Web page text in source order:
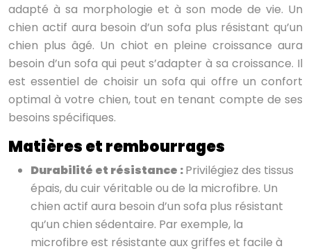
adapté à sa morphologie et à son mode de vie. Un
chien actif aura besoin d’un sofa plus résistant qu’un
chien plus âgé. Un chiot en pleine croissance aura
besoin d’un sofa qui peut s’adapter à sa croissance. Il
est essentiel de choisir un sofa qui offre un confort
optimal à votre chien, tout en tenant compte de ses
besoins spécifiques.
Matières et rembourrages
Durabilité et résistance :Privilégiez des tissus
épais, du cuir véritable ou de la microfibre. Un
chien actif aura besoin d’un sofa plus résistant
qu’un chien sédentaire. Par exemple, la
microfibre est résistante aux griffes et facile à